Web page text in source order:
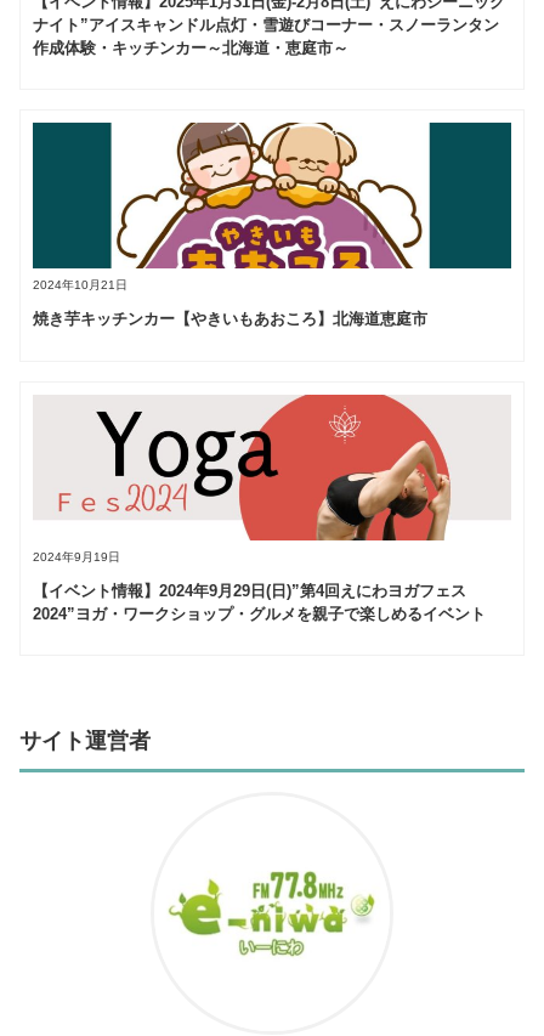
ナイト”アイスキャンドル点灯・雪遊びコーナー・スノーランタン
作成体験・キッチンカー～北海道・恵庭市～
2024年10月21日
焼き芋キッチンカー【やきいもあおころ】北海道恵庭市
2024年9月19日
【イベント情報】2024年9月29日(日)”第4回えにわヨガフェス
2024”ヨガ・ワークショップ・グルメを親子で楽しめるイベント
サイト運営者